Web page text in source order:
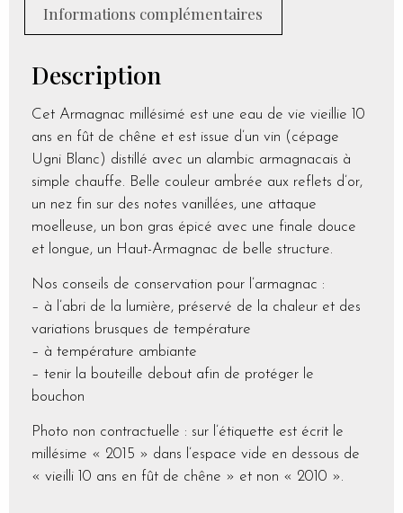
Informations complémentaires
Description
Cet Armagnac millésimé est une eau de vie vieillie 10
ans en fût de chêne et est issue d’un vin (cépage
Ugni Blanc) distillé avec un alambic armagnacais à
simple chauffe. Belle couleur ambrée aux reflets d’or,
un nez fin sur des notes vanillées, une attaque
moelleuse, un bon gras épicé avec une finale douce
et longue, un Haut-Armagnac de belle structure.
Nos conseils de conservation pour l’armagnac :
– à l’abri de la lumière, préservé de la chaleur et des
variations brusques de température
– à température ambiante
– tenir la bouteille debout afin de protéger le
bouchon
Photo non contractuelle : sur l’étiquette est écrit le
millésime « 2015 » dans l’espace vide en dessous de
« vieilli 10 ans en fût de chêne » et non « 2010 ».